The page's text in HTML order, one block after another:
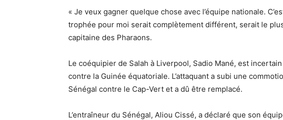
« Je veux gagner quelque chose avec l’équipe nationale.
trophée pour moi serait complètement différent, serait le
capitaine des Pharaons.
Le coéquipier de Salah à Liverpool, Sadio Mané, est
contre la Guinée équatoriale. L’attaquant a subi une
Sénégal contre le Cap-Vert et a dû être remplacé.
L’entraîneur du Sénégal, Aliou Cissé, a déclaré que son